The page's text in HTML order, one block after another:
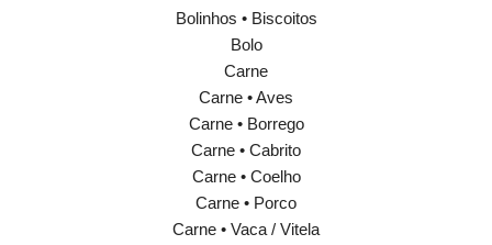
Bolinhos • Biscoitos
Bolo
Carne
Carne • Aves
Carne • Borrego
Carne • Cabrito
Carne • Coelho
Carne • Porco
Carne • Vaca / Vitela